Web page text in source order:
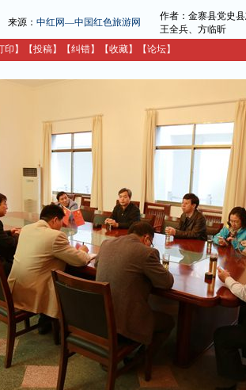
来源： 中红网—中国红色旅游网
作者：金寨县党史
王全兵、方临昕
印 】 【投稿】 【纠错】 【收藏】 【论坛】